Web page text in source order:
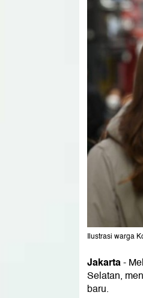
Ilustrasi warga
Jakarta-
Selatan,
baru.